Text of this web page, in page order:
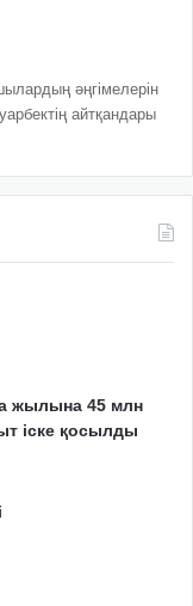
әңгімелерін
айтқандары
жылына 45 млн
іске қосылды